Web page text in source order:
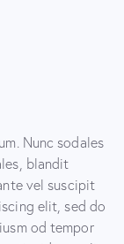
Nunc sodales
blandit
vel suscipit
elit, sed do
od tempor